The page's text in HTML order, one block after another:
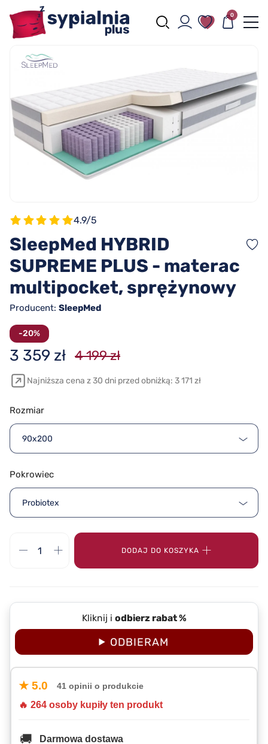
0
4.9/5
SleepMed HYBRID
SUPREME PLUS - materac
multipocket, sprężynowy
Producent: SleepMed
-20%
3 359 zł 4 199 zł
Najniższa cena z 30 dni przed obniżką: 3 171 zł
Rozmiar
90x200
Pokrowiec
Probiotex
DODAJ DO KOSZYKA
Kliknij i odbierz rabat %
ODBIERAM
★ 5.0 41 opinii o produkcie
🔥 264 osoby kupiły ten produkt
🚚 Darmowa dostawa